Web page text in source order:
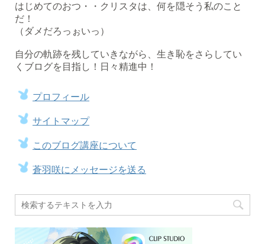
はじめてのおつ・・クリスタは、何を隠そう私のこと
だ！
（ダメだろっぉいっ）
自分の軌跡を残していきながら、生き恥をさらしてい
くブログを目指し！日々精進中！
プロフィール
サイトマップ
このブログ講座について
蒼羽咲にメッセージを送る